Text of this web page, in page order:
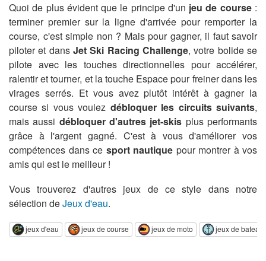
Quoi de plus évident que le principe d'un jeu de course:
terminer premier sur la ligne d'arrivée pour remporter la
course, c'est simple non ? Mais pour gagner, il faut savoir
piloter et dans Jet Ski Racing Challenge, votre bolide se
pilote avec les touches directionnelles pour accélérer,
ralentir et tourner, et la touche Espace pour freiner dans les
virages serrés. Et vous avez plutôt intérêt à gagner la
course si vous voulez débloquer les circuits suivants,
mais aussi débloquer d'autres jet-skis plus performants
grâce à l'argent gagné. C'est à vous d'améliorer vos
compétences dans ce sport nautique pour montrer à vos
amis qui est le meilleur !
Vous trouverez d'autres jeux de ce style dans notre
sélection deJeux d'eau.
jeux d'eau jeux de course jeux de moto jeux de bateau